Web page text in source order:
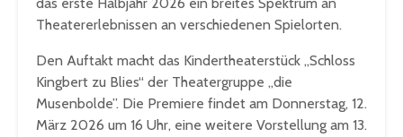
Theatererlebnissen an verschiedenen Spielorten.
Den Auftakt macht das Kindertheaterstück „Schloss
Kingbert zu Blies“ der Theatergruppe „die
Musenbolde”. Die Premiere findet am Donnerstag, 12.
März 2026 um 16 Uhr, eine weitere Vorstellung am 13.